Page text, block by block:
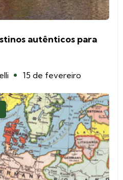
autênticos para
15 de fevereiro